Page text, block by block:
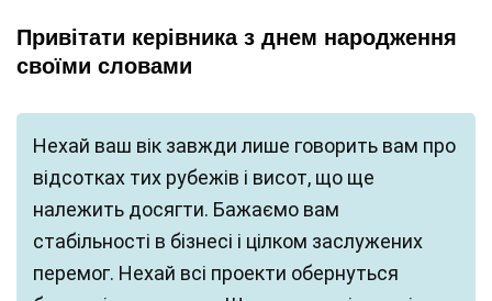
Привітати керівника з днем народження
своїми словами
Нехай ваш вік завжди лише говорить вам про
відсотках тих рубежів і висот, що ще
належить досягти. Бажаємо вам
стабільності в бізнесі і цілком заслужених
перемог. Нехай всі проекти обернуться